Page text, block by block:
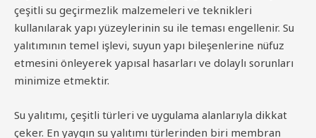
çeşitli su geçirmezlik malzemeleri ve teknikleri
kullanılarak yapı yüzeylerinin su ile teması engellenir. Su
yalıtımının temel işlevi, suyun yapı bileşenlerine nüfuz
etmesini önleyerek yapısal hasarları ve dolaylı sorunları
minimize etmektir.
Su yalıtımı, çeşitli türleri ve uygulama alanlarıyla dikkat
çeker. En yaygın su yalıtımı türlerinden biri membran